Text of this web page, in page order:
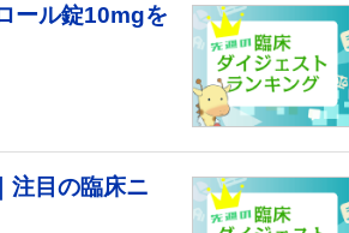
ール錠10mgを
注目の臨床ニ